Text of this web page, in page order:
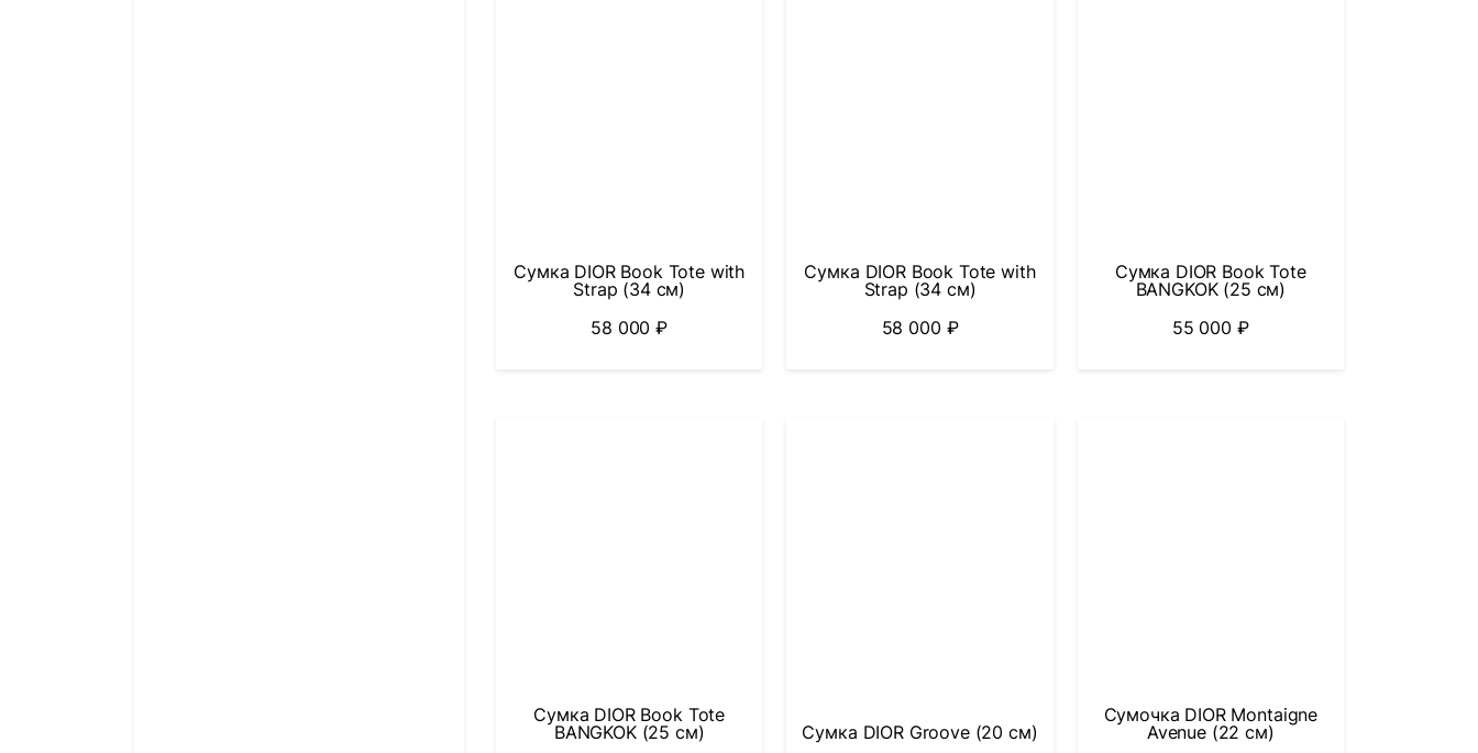
Сумка DIOR Book Tote with
Strap (34 см)
58 000₽
Сумка DIOR Book Tote with
Strap (34 см)
58 000 ₽
Сумка DIOR Book Tote
BANGKOK (25 см)
55 000 ₽
Сумка DIOR Book Tote
BANGKOK (25 см)
Сумка DIOR Groove (20 см)
Сумочка DIOR Montaigne
Avenue (22 см)